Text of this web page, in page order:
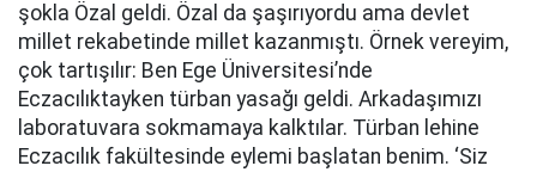
şokla Özal geldi. Özal da şaşırıyordu ama devlet
millet rekabetinde millet kazanmıştı. Örnek vereyim,
çok tartışılır: Ben Ege Üniversitesi’nde
Eczacılıktayken türban yasağı geldi. Arkadaşımızı
laboratuvara sokmamaya kalktılar. Türban lehine
Eczacılık fakültesinde eylemi başlatan benim. ‘Siz